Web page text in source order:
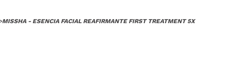
MISSHA - ESENCIA FACIAL REAFIRMANTE FIRST TREATMENT 5X